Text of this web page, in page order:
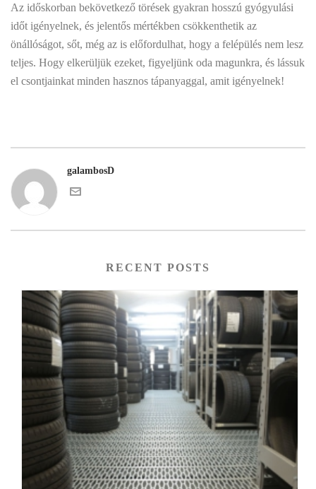
Az időskorban bekövetkező törések gyakran hosszú gyógyulási
időt igényelnek, és jelentős mértékben csökkenthetik az
önállóságot, sőt, még az is előfordulhat, hogy a felépülés nem lesz
teljes. Hogy elkerüljük ezeket, figyeljünk oda magunkra, és lássuk
el csontjainkat minden hasznos tápanyaggal, amit igényelnek!
galambosD
RECENT POSTS